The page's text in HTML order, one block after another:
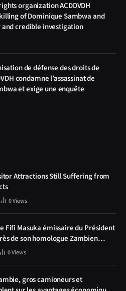
organization ACDDVDH
of Dominique Sambwa and
credible investigation
de défense des droits de
condamne l’assassinat de
et exige une enquête
Attractions Still Suffering from
0Views
Fifi Masuka émissaire du Président
de son homologue Zambien
de la route Kolwezi -
0Views
gros camioneurs et